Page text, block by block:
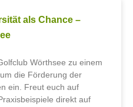
als Chance –
Wörthsee zu einem
die Förderung der
ein. Freut euch auf
direkt auf